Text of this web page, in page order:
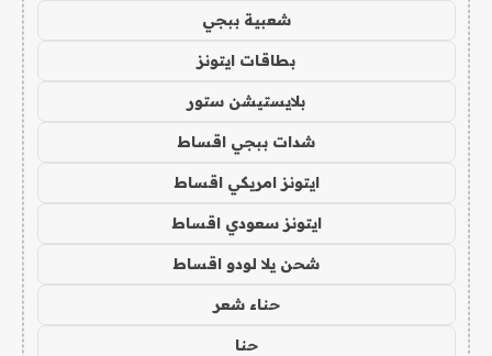
شعبية ببجي
بطاقات ايتونز
بلايستيشن ستور
شدات ببجي اقساط
ايتونز امريكي اقساط
ايتونز سعودي اقساط
شحن يلا لودو اقساط
حناء شعر
حنا